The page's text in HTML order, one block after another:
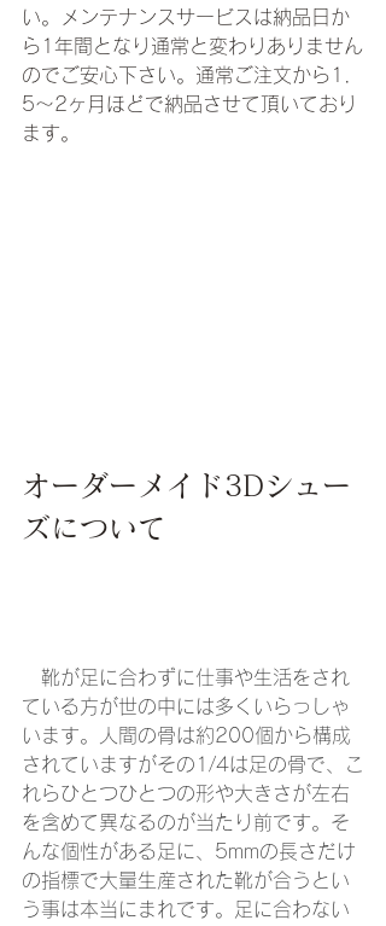
い。メンテナンスサービスは納品日か
ら1年間となり通常と変わりありません
のでご安心下さい。通常ご注文から1．
5〜2ヶ月ほどで納品させて頂いており
ます。
オーダーメイド3Dシュー
ズについて
靴が足に合わずに仕事や生活をされ
ている方が世の中には多くいらっしゃ
います。人間の骨は約200個から構成
されていますがその1/4は足の骨で、こ
れらひとつひとつの形や大きさが左右
を含めて異なるのが当たり前です。そ
んな個性がある足に、5mmの長さだけ
の指標で大量生産された靴が合うとい
う事は本当にまれです。足に合わない